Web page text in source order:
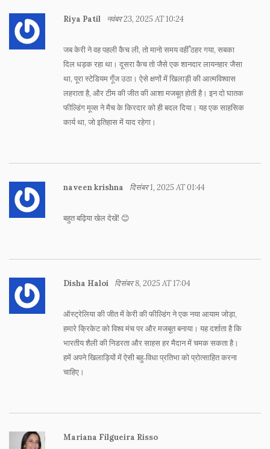
Riya Patil नवंबर 23, 2025 AT 10:24
जब केरी ने वह पहली कैच ली, तो मानो समय वहीँ ठहर गया, सबका
दिल धड़क रहा था। दूसरा कैच तो जैसे एक शानदार लायनहार जैसा
था, पूरा स्टेडियम गूँज उठा। ऐसे क्षणों में खिलाड़ी की आत्मविश्वास
लहराता है, और टीम की जीत की आशा मजबूत होती है। इन दो घातक
फील्डिंग मूव्स ने मैच के किरदार को ही बदल दिया। यह एक साहसिक
कार्य था, जो इतिहास में याद रहेगा।
naveen krishna दिसंबर 1, 2025 AT 01:44
बहुत बढ़िया खेल देखें! 😊
Disha Haloi दिसंबर 8, 2025 AT 17:04
ऑस्ट्रेलिया की जीत में केरी की फील्डिंग ने एक नया आयाम जोड़ा,
हमारे क्रिकेट को विश्व मंच पर और मजबूत बनाया। यह दर्शाता है कि
भारतीय शैली की निडरता और साहस हर मैदान में चमक सकता है।
हमें अपने खिलाड़ियों में ऐसी बहु‑विधा प्रतिभा को प्रोत्साहित करना
चाहिए।
Mariana Filgueira Risso